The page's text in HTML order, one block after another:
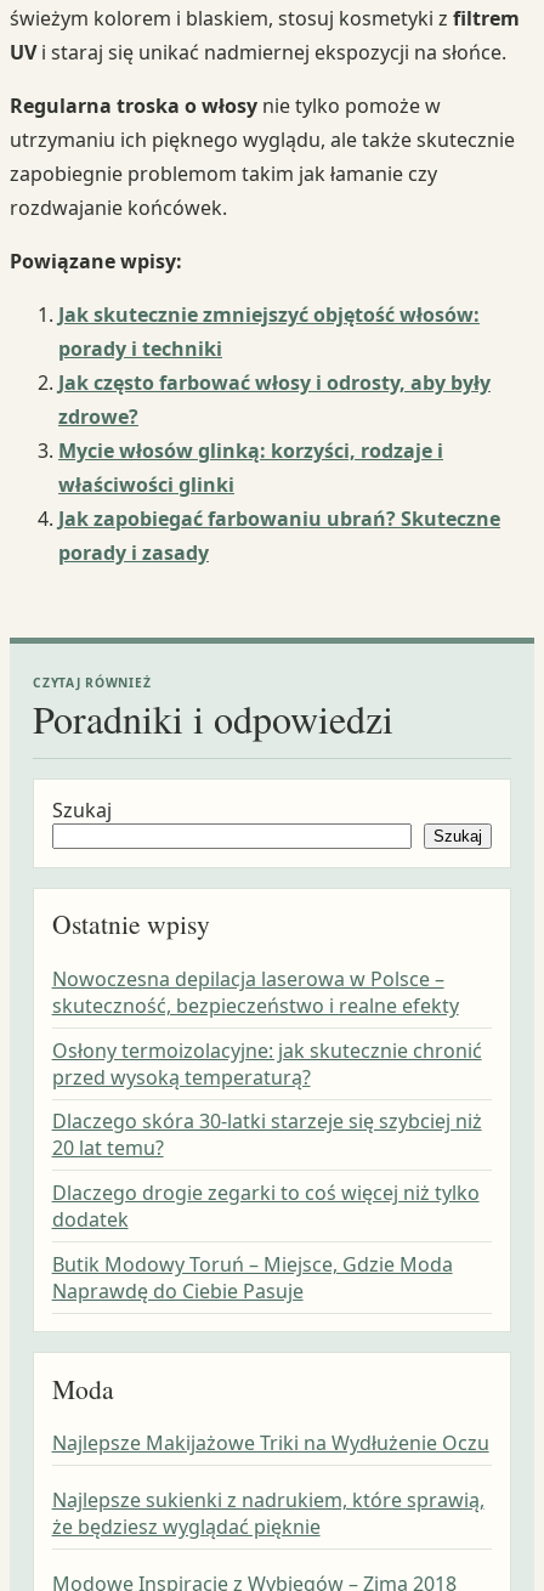
świeżym kolorem i blaskiem, stosuj kosmetyki z filtrem
UVi staraj się unikać nadmiernej ekspozycji na słońce.
Regularna troska o włosy nie tylko pomoże w
utrzymaniu ich pięknego wyglądu, ale także skutecznie
zapobiegnie problemom takim jak łamanie czy
rozdwajanie końcówek.
Powiązane wpisy:
Jak skutecznie zmniejszyć objętość włosów:
porady i techniki
Jak często farbować włosy i odrosty, aby były
zdrowe?
Mycie włosów glinką: korzyści, rodzaje i
właściwości glinki
Jak zapobiegać farbowaniu ubrań? Skuteczne
porady i zasady
CZYTAJ RÓWNIEŻ
Poradniki i odpowiedzi
Szukaj
Szukaj
Ostatnie wpisy
Nowoczesna depilacja laserowa w Polsce –
skuteczność, bezpieczeństwo i realne efekty
Osłony termoizolacyjne: jak skutecznie chronić
przed wysoką temperaturą?
Dlaczego skóra 30-latki starzeje się szybciej niż
20 lat temu?
Dlaczego drogie zegarki to coś więcej niż tylko
dodatek
Butik Modowy Toruń – Miejsce, Gdzie Moda
Naprawdę do Ciebie Pasuje
Moda
Najlepsze Makijażowe Triki na Wydłużenie Oczu
Najlepsze sukienki z nadrukiem, które sprawią,
że będziesz wyglądać pięknie
Modowe Inspiracje z Wybiegów – Zima 2018